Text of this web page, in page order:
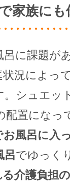
家族にも
に課題が
況によっ
シュエッ
置になっ
お風呂に入
呂でゆっく
介護負担